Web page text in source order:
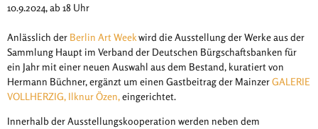
10.9.2024, ab 18 Uhr
Anlässlich der Berlin Art Weekwird die Ausstellung der Werke aus der
Sammlung Haupt im Verband der Deutschen Bürgschaftsbanken für
ein Jahr mit einer neuen Auswahl aus dem Bestand, kuratiert von
Hermann Büchner, ergänzt um einen Gastbeitrag der MainzerGALERIE
VOLLHERZIG, Ilknur Özen,eingerichtet.
Innerhalb der Ausstellungskooperation werden neben dem